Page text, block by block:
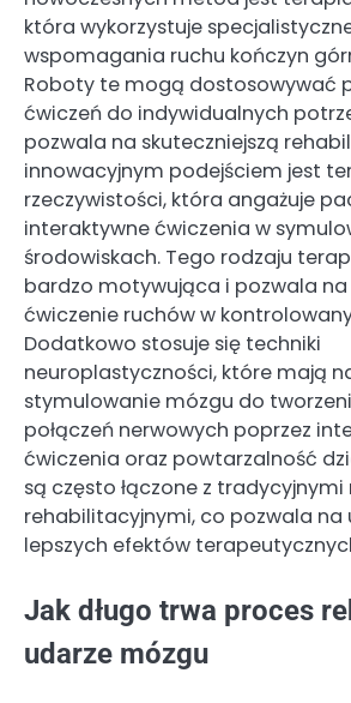
która wykorzystuje
wspomagania ruchu kończyn
Roboty te mogą dostosowywać
ćwiczeń do indywidualnych
pozwala na skuteczniejszą
innowacyjnym podejściem jest
rzeczywistości, która angażuje
interaktywne ćwiczenia w
środowiskach. Tego rodzaju
bardzo motywująca i pozwala
ćwiczenie ruchów w
Dodatkowo stosuje się techniki
neuroplastyczności, które mają
stymulowanie mózgu do
połączeń nerwowych poprzez
ćwiczenia oraz powtarzalność
są często łączone z
rehabilitacyjnymi, co pozwala na
lepszych efektów
Jak długo trwa proces
udarze mózgu